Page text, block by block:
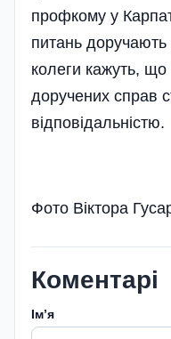
профкому у
питань
колеги кажуть, що
доручених справ
відповідальністю.
Фото Віктора
Коментарі
Імʼя